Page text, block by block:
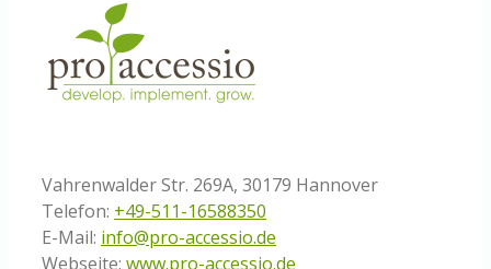
Vahrenwalder Str. 269A, 30179 Hannover
Telefon: +49-511-16588350
E-Mail: info@pro-accessio.de
Webseite: www.pro-accessio.de